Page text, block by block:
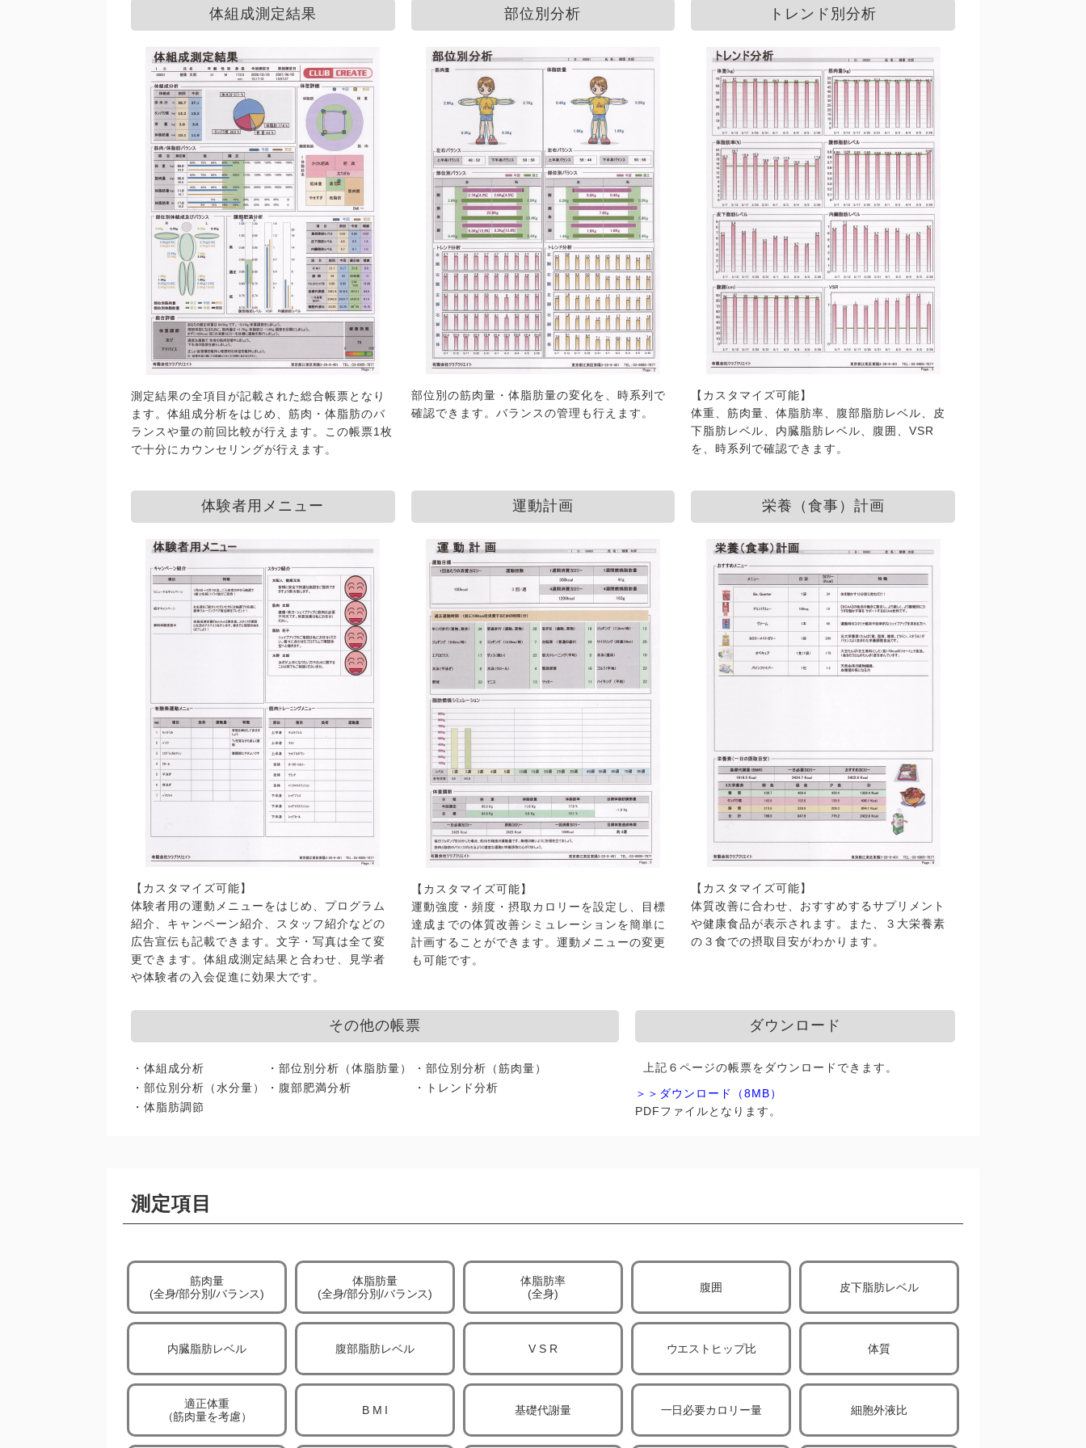
体組成測定結果
測定結果の全項目が記載された総合帳票となり
ます。体組成分析をはじめ、筋肉・体脂肪のバ
ランスや量の前回比較が行えます。この帳票1枚
で十分にカウンセリングが行えます。
部位別分析
部位別の筋肉量・体脂肪量の変化を、時系列で
確認できます。バランスの管理も行えます。
トレンド別分析
【カスタマイズ可能】
体重、筋肉量、体脂肪率、腹部脂肪レベル、皮
下脂肪レベル、内臓脂肪レベル、腹囲、VSR
を、時系列で確認できます。
体験者用メニュー
【カスタマイズ可能】
体験者用の運動メニューをはじめ、プログラム
紹介、キャンペーン紹介、スタッフ紹介などの
広告宣伝も記載できます。文字・写真は全て変
更できます。体組成測定結果と合わせ、見学者
や体験者の入会促進に効果大です。
運動計画
【カスタマイズ可能】
運動強度・頻度・摂取カロリーを設定し、目標
達成までの体質改善シミュレーションを簡単に
計画することができます。運動メニューの変更
も可能です。
栄養（食事）計画
【カスタマイズ可能】
体質改善に合わせ、おすすめするサプリメント
や健康食品が表示されます。また、３大栄養素
の３食での摂取目安がわかります。
その他の帳票
・体組成分析 ・部位別分析（体脂肪量）
・部位別分析（筋肉量）
・部位別分析（水分量）
・腹部肥満分析
・トレンド分析
・体脂肪調節
ダウンロード
上記６ページの帳票をダウンロードできます。
＞＞ダウンロード（8MB）
PDFファイルとなります。
測定項目
筋肉量
(全身/部分別/バランス)
体脂肪量
(全身/部分別/バランス)
体脂肪率
(全身)
腹囲 皮下脂肪レベル
内臓脂肪レベル 腹部脂肪レベル V S R ウエストヒップ比 体質
適正体重
（筋肉量を考慮）
B M I 基礎代謝量 一日必要カロリー量 細胞外液比